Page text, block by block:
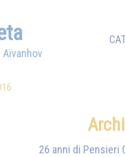
Aïvanhov
26 anni di Pensieri